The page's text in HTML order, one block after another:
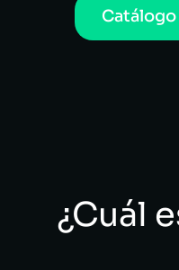
Catálogo
¿Cuál